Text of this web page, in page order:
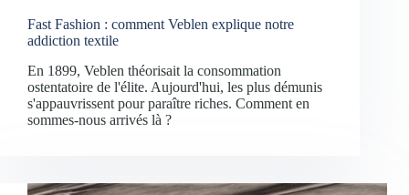
Fast Fashion : comment Veblen explique notre
addiction textile
En 1899, Veblen théorisait la consommation
ostentatoire de l'élite. Aujourd'hui, les plus démunis
s'appauvrissent pour paraître riches. Comment en
sommes-nous arrivés là ?